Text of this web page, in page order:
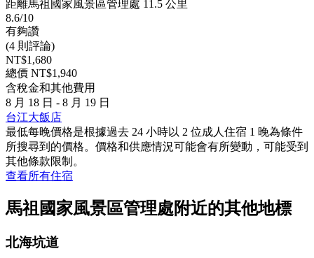
距離馬祖國家風景區管理處 11.5 公里
8.6/10
有夠讚
(4 則評論)
NT$1,680
總價 NT$1,940
含稅金和其他費用
8 月 18 日 - 8 月 19 日
台江大飯店
最低每晚價格是根據過去 24 小時以 2 位成人住宿 1 晚為條件
所搜尋到的價格。價格和供應情況可能會有所變動，可能受到
其他條款限制。
查看所有住宿
馬祖國家風景區管理處附近的其他地標
北海坑道